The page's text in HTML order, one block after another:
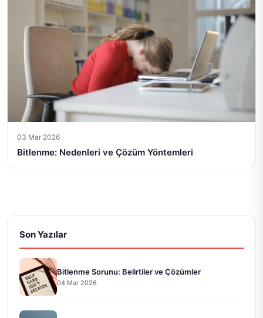
03 Mar 2026
Bitlenme: Nedenleri ve Çözüm Yöntemleri
Son Yazılar
Bitlenme Sorunu: Belirtiler ve Çözümler
04 Mar 2026